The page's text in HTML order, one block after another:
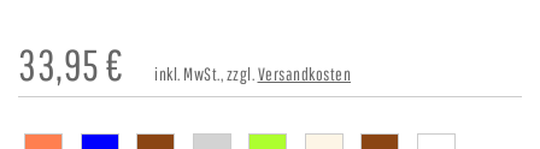
33,95€ inkl. MwSt., zzgl.Versandkosten